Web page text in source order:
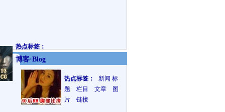
热点标签：
博客·Blog
热点标签： 新闻 标
题 栏目 文章 图
片 链接